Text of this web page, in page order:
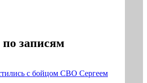
записям
с бойцом СВО Сергеем